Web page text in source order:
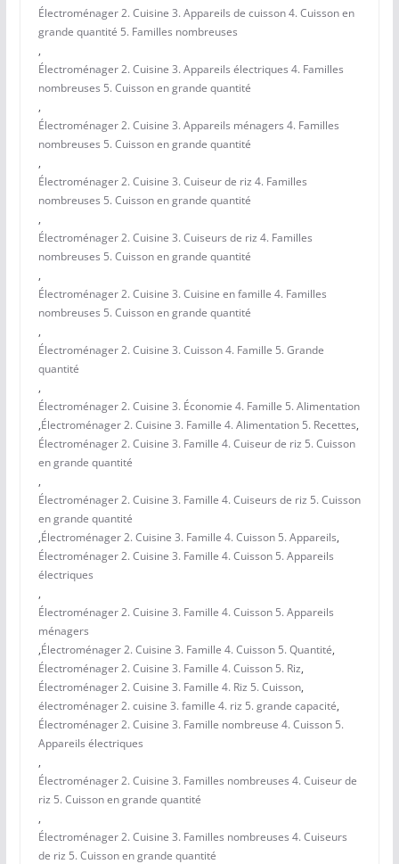
Électroménager 2. Cuisine 3. Appareils de cuisson 4. Cuisson en
grande quantité 5. Familles nombreuses
,
Électroménager 2. Cuisine 3. Appareils électriques 4. Familles
nombreuses 5. Cuisson en grande quantité
,
Électroménager 2. Cuisine 3. Appareils ménagers 4. Familles
nombreuses 5. Cuisson en grande quantité
,
Électroménager 2. Cuisine 3. Cuiseur de riz 4. Familles
nombreuses 5. Cuisson en grande quantité
,
Électroménager 2. Cuisine 3. Cuiseurs de riz 4. Familles
nombreuses 5. Cuisson en grande quantité
,
Électroménager 2. Cuisine 3. Cuisine en famille 4. Familles
nombreuses 5. Cuisson en grande quantité
,
Électroménager 2. Cuisine 3. Cuisson 4. Famille 5. Grande
quantité
,
Électroménager 2. Cuisine 3. Économie 4. Famille 5. Alimentation
,Électroménager 2. Cuisine 3. Famille 4. Alimentation 5. Recettes,
Électroménager 2. Cuisine 3. Famille 4. Cuiseur de riz 5. Cuisson
en grande quantité
,
Électroménager 2. Cuisine 3. Famille 4. Cuiseurs de riz 5. Cuisson
en grande quantité
,Électroménager 2. Cuisine 3. Famille 4. Cuisson 5. Appareils,
Électroménager 2. Cuisine 3. Famille 4. Cuisson 5. Appareils
électriques
,
Électroménager 2. Cuisine 3. Famille 4. Cuisson 5. Appareils
ménagers
,Électroménager 2. Cuisine 3. Famille 4. Cuisson 5. Quantité,
Électroménager 2. Cuisine 3. Famille 4. Cuisson 5. Riz,
Électroménager 2. Cuisine 3. Famille 4. Riz 5. Cuisson,
électroménager 2. cuisine 3. famille 4. riz 5. grande capacité,
Électroménager 2. Cuisine 3. Famille nombreuse 4. Cuisson 5.
Appareils électriques
,
Électroménager 2. Cuisine 3. Familles nombreuses 4. Cuiseur de
riz 5. Cuisson en grande quantité
,
Électroménager 2. Cuisine 3. Familles nombreuses 4. Cuiseurs
de riz 5. Cuisson en grande quantité